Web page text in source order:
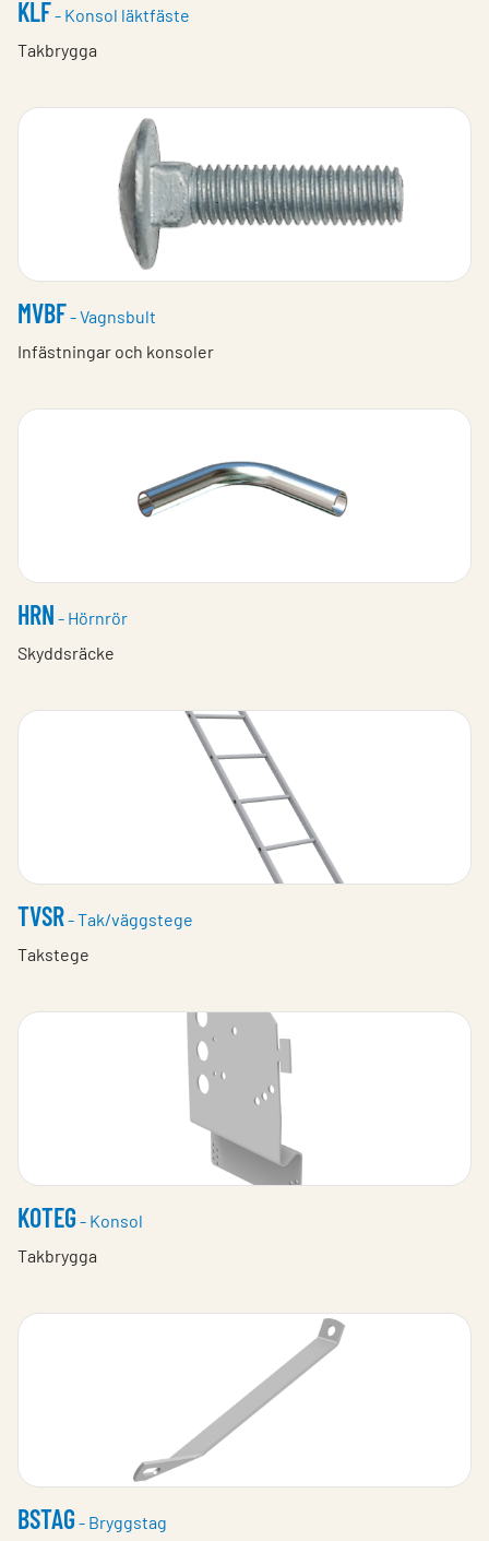
KLF- Konsol läktfäste
Takbrygga
MVBF- Vagnsbult
Infästningar och konsoler
HRN - Hörnrör
Skyddsräcke
TVSR- Tak/väggstege
Takstege
KOTEG - Konsol
Takbrygga
BSTAG - Bryggstag